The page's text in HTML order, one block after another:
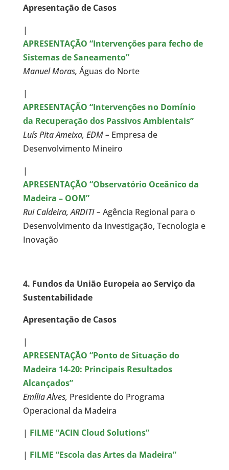
Apresentação de Casos
|
APRESENTAÇÃO “Intervenções para fecho de
Sistemas de Saneamento”
Manuel Moras, Águas do Norte
|
APRESENTAÇÃO “Intervenções no Domínio
da Recuperação dos Passivos Ambientais”
Luís Pita Ameixa, EDM – Empresa de
Desenvolvimento Mineiro
|
APRESENTAÇÃO “Observatório Oceânico da
Madeira – OOM”
Rui Caldeira, ARDITI – Agência Regional para o
Desenvolvimento da Investigação, Tecnologia e
Inovação
4. Fundos da União Europeia ao Serviço da
Sustentabilidade
Apresentação de Casos
|
APRESENTAÇÃO “Ponto de Situação do
Madeira 14-20: Principais Resultados
Alcançados”
Emília Alves, Presidente do Programa
Operacional da Madeira
| FILME “ACIN Cloud Solutions”
| FILME “Escola das Artes da Madeira”